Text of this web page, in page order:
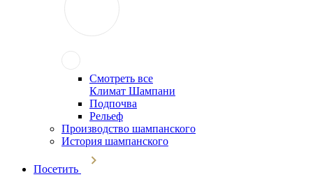
Смотреть все
Климат Шампани
Подпочва
Рельеф
Производство шампанского
История шампанского
Посетить